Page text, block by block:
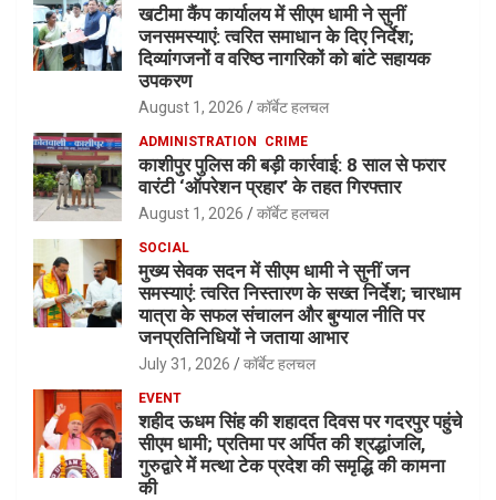
खटीमा कैंप कार्यालय में सीएम धामी ने सुनीं
जनसमस्याएं: त्वरित समाधान के दिए निर्देश;
दिव्यांगजनों व वरिष्ठ नागरिकों को बांटे सहायक
उपकरण
August 1, 2026 कॉर्बेट हलचल
ADMINISTRATION CRIME
काशीपुर पुलिस की बड़ी कार्रवाई: 8 साल से फरार
वारंटी ‘ऑपरेशन प्रहार’ के तहत गिरफ्तार
August 1, 2026 कॉर्बेट हलचल
SOCIAL
मुख्य सेवक सदन में सीएम धामी ने सुनीं जन
समस्याएं: त्वरित निस्तारण के सख्त निर्देश; चारधाम
यात्रा के सफल संचालन और बुग्याल नीति पर
जनप्रतिनिधियों ने जताया आभार
July 31, 2026 कॉर्बेट हलचल
EVENT
शहीद ऊधम सिंह की शहादत दिवस पर गदरपुर पहुंचे
सीएम धामी; प्रतिमा पर अर्पित की श्रद्धांजलि,
गुरुद्वारे में मत्था टेक प्रदेश की समृद्धि की कामना
की